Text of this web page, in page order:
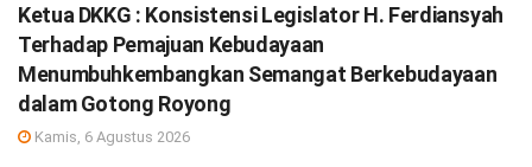
Ketua DKKG : Konsistensi Legislator H. Ferdiansyah
Terhadap Pemajuan Kebudayaan
Menumbuhkembangkan Semangat Berkebudayaan
dalam Gotong Royong
Kamis, 6 Agustus 2026